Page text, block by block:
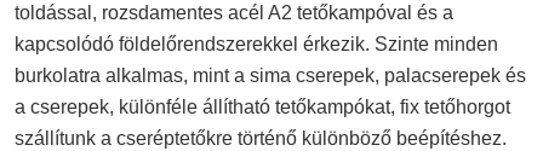
toldással, rozsdamentes acél A2 tetőkampóval és a
kapcsolódó földelőrendszerekkel érkezik. Szinte minden
burkolatra alkalmas, mint a sima cserepek, palacserepek és
a cserepek, különféle állítható tetőkampókat, fix tetőhorgot
szállítunk a cseréptetőkre történő különböző beépítéshez.